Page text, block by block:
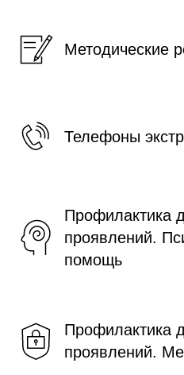
Методические
Телефоны
Профилактика
проявлений.
помощь
Профилактика
проявлений.